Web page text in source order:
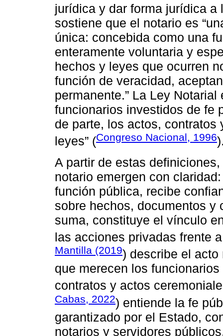
jurídica y dar forma jurídica a
sostiene que el notario es
única: concebida como una
enteramente voluntaria y
hechos y leyes que ocurren
función de veracidad,
permanente.” La Ley
funcionarios investidos de fe
de parte, los actos,
leyes” (Congreso Nacional, 1996
A partir de estas
notario emergen con
función pública, recibe
sobre hechos, documentos y
suma, constituye el vínculo
las acciones privadas frente
Mantilla (2019) describe el acto
que merecen los
contratos y actos
Cabas, 2022) entiende la fe
garantizado por el Estado,
notarios y servidores